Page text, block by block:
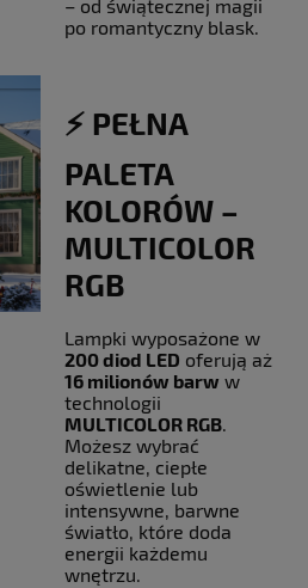
– od świątecznej magii
po romantyczny blask.
⚡️ PEŁNA
PALETA
KOLORÓW –
MULTICOLOR
RGB
Lampki wyposażone w
200 diod LED oferują aż
16 milionów barw w
technologii
MULTICOLOR RGB.
Możesz wybrać
delikatne, ciepłe
oświetlenie lub
intensywne, barwne
światło, które doda
energii każdemu
wnętrzu.